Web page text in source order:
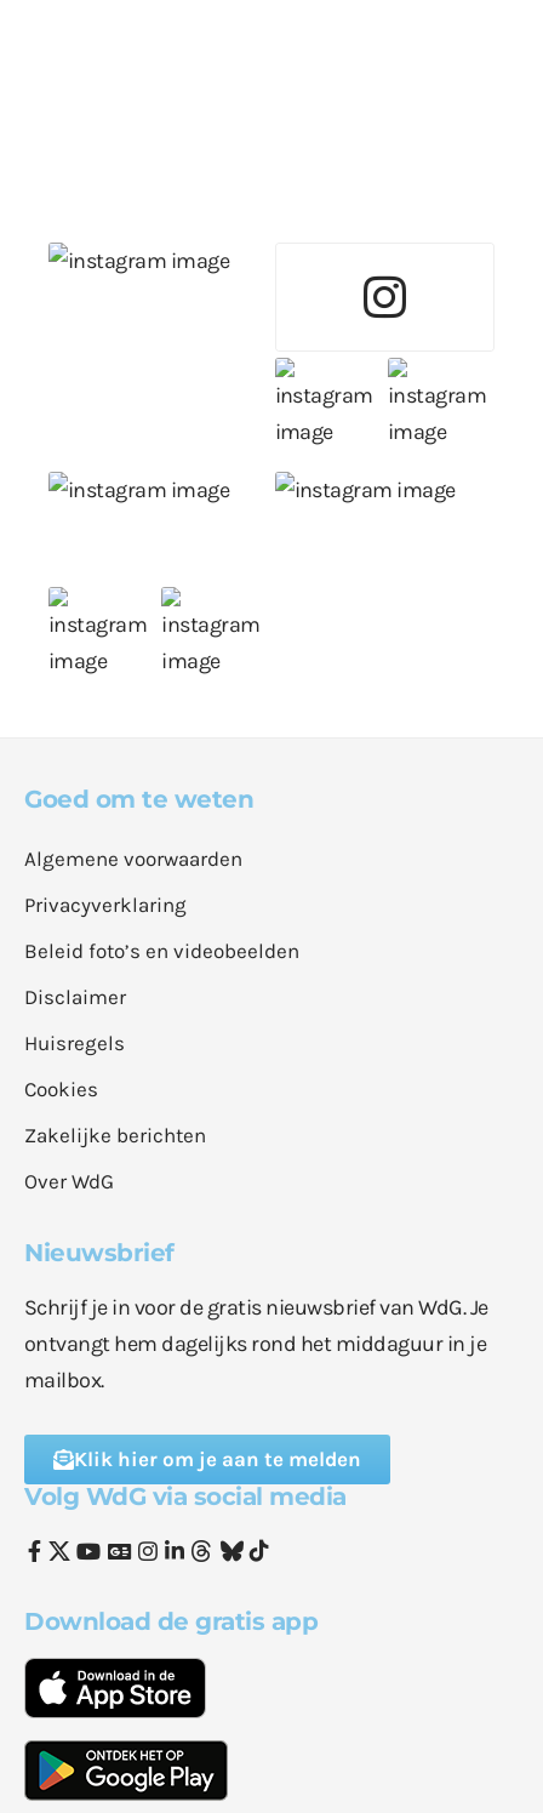
Goed om te weten
Algemene voorwaarden
Privacyverklaring
Beleid foto’s en videobeelden
Disclaimer
Huisregels
Cookies
Zakelijke berichten
Over WdG
Nieuwsbrief
Schrijf je in voor de gratis nieuwsbrief van WdG. Je
ontvangt hem dagelijks rond het middaguur in je
mailbox.
Klik hier om je aan te melden
Volg WdG via social media
Download de gratis app